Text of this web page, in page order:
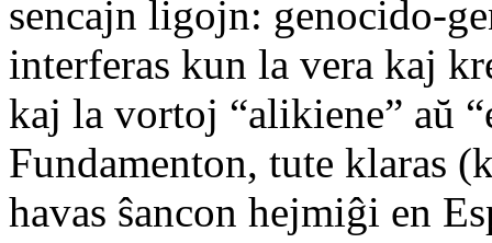
sencajn ligojn: genocido-
interferas kun la vera kaj
kaj la vortoj “alikiene” aŭ
Fundamenton, tute klaras
havas ŝancon hejmiĝi en